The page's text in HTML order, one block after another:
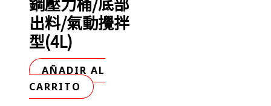
出料/氣動攪拌
型(4L)
AÑADIR AL
CARRITO